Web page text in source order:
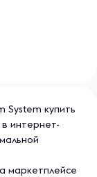
System купить
интернет-
маркетплейсе